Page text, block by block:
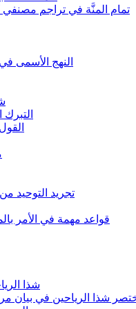
تمام المنَّة في تراجم مصنفي
النهج الأسمى
تجريد التوحيد
قواعد مهمة في الأمر
شذا
شذا الرياحين في بيان